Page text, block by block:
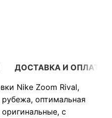
ДОСТАВКА И ОПЛАТА
Nike Zoom Rival,
оптимальная
с